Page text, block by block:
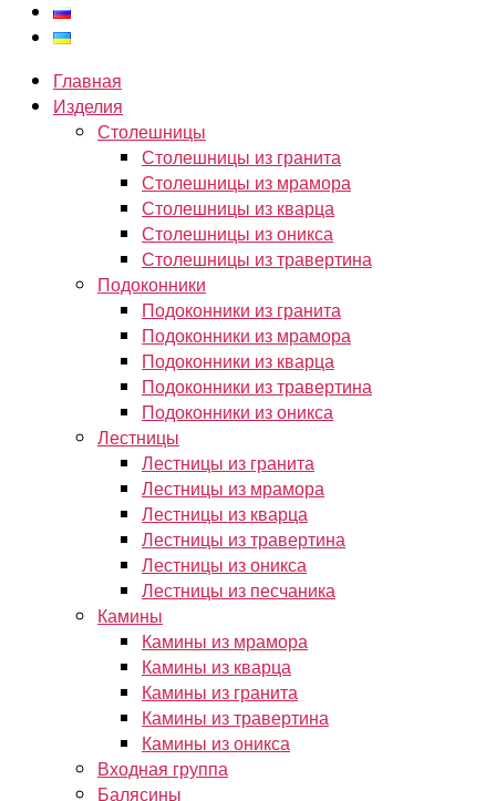
Главная
Изделия
Столешницы
Столешницы из гранита
Столешницы из мрамора
Столешницы из кварца
Столешницы из оникса
Столешницы из травертина
Подоконники
Подоконники из гранита
Подоконники из мрамора
Подоконники из кварца
Подоконники из травертина
Подоконники из оникса
Лестницы
Лестницы из гранита
Лестницы из мрамора
Лестницы из кварца
Лестницы из травертина
Лестницы из оникса
Лестницы из песчаника
Камины
Камины из мрамора
Камины из кварца
Камины из гранита
Камины из травертина
Камины из оникса
Входная группа
Балясины